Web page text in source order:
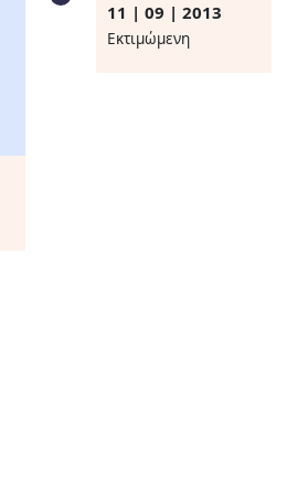
11 | 09 | 2013
Eκτιμώμενη